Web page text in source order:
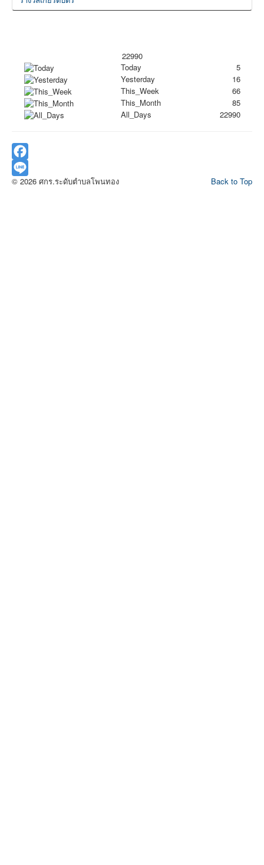
22990
Today
5
Yesterday
16
This_Week
66
This_Month
85
All_Days
22990
Facebook
Line
Back to Top
© 2026 ศกร.ระดับตำบลโพนทอง